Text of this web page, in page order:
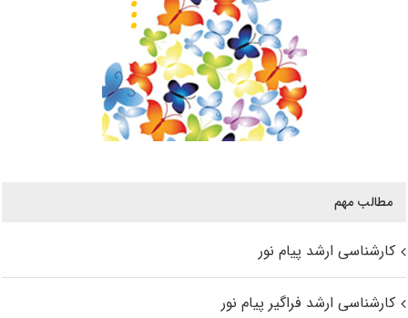
مطالب مهم
کارشناسی ارشد پیام نور
کارشناسی ارشد فراگیر پیام نور